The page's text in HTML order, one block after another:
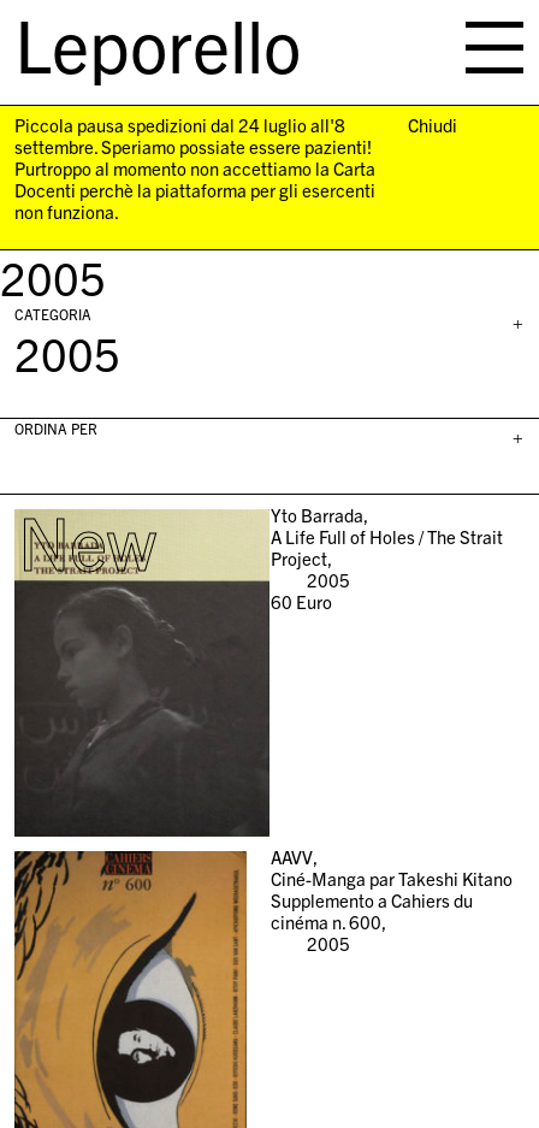
Leporello
navigation
Piccola pausa spedizioni dal 24 luglio all'8
settembre. Speriamo possiate essere pazienti!
Purtroppo al momento non accettiamo la Carta
Docenti perchè la piattaforma per gli esercenti
non funziona.
Chiudi
2005
+
CATEGORIA
2005
+
ORDINA PER
New
Yto Barrada,
A Life Full of Holes / The Strait
Project,
2005
60 Euro
AAVV,
Ciné-Manga par Takeshi Kitano
Supplemento a Cahiers du
cinéma n. 600,
2005